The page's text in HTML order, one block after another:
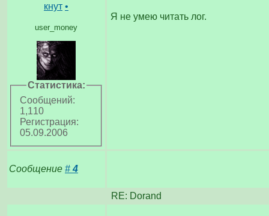
кнут •
user_money
Статистика:
Сообщений:
1,110
Регистрация:
05.09.2006
Я не умею читать лог.
Сообщение #4
RE: Dorand